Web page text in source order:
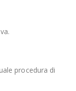
procedura di